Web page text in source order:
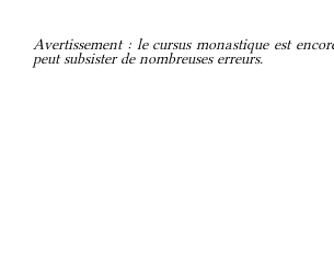
Avertissement : le cursus monastique est
peut subsister de nombreuses erreurs.